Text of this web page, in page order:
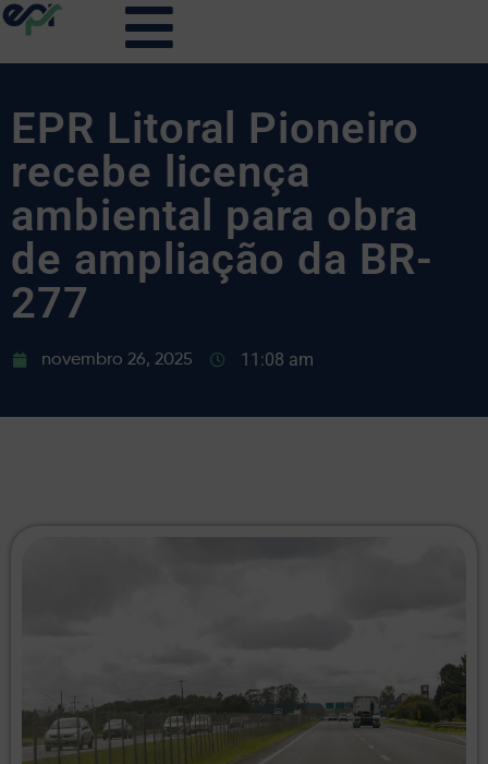
EPR Litoral Pioneiro
recebe licença
ambiental para obra
de ampliação da BR-
277
novembro 26, 2025 11:08 am